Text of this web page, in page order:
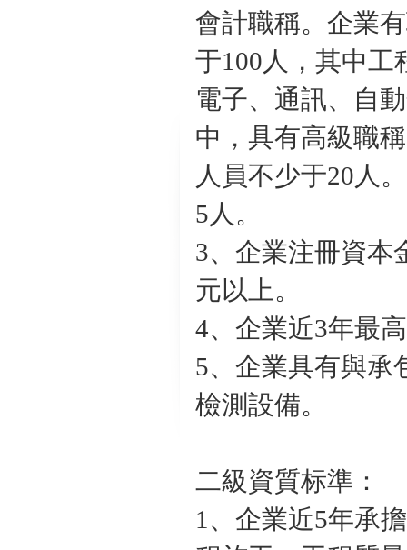
會計職稱。企業
于100人，其中工
電子、通訊、自
中，具有高級職
人員不少于20人
5人。
3、企業注冊資本
元以上。
4、企業近3年最
5、企業具有與承
檢測設備。
二級資質标準：
1、企業近5年承